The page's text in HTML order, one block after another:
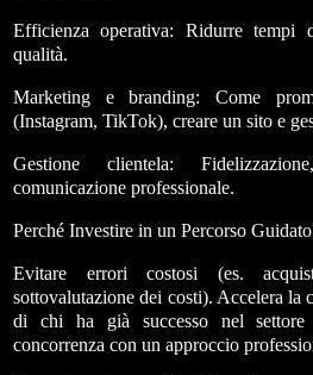
Efficienza operativa: Ridurre tempi
qualità.
Marketing e branding: Come
(Instagram, TikTok), creare un sito e
Gestione clientela:
comunicazione professionale.
Perché Investire in un Percorso
Evitare errori costosi (es.
sottovalutazione dei costi). Accelera la
di chi ha già successo nel
concorrenza con un approccio